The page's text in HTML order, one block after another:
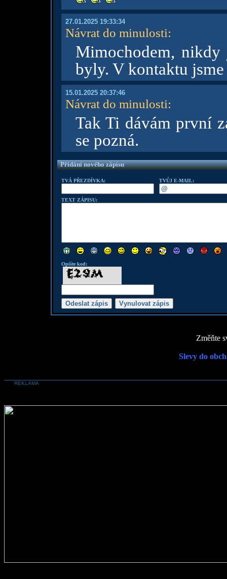
27.01.2025 19:33:34
Návrat do minulosti:
Mimochodem,
byly. V kontaktu jsme
15.01.2025 20:37:46
Návrat do minulosti:
Tak Ti dávám první
se pozná.
Přidání nového zápisu
TVÁ PŘEZDÍVKA: TVŮJ E-MAIL:
TEXT ZÁPISU:
Opište kod:
Změňte
Slevy do
REKLAMA